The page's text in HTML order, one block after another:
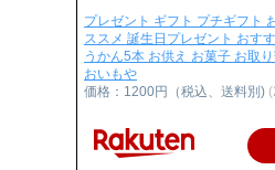
プレゼント ギフト プチギフト
ススメ 誕生日プレゼント おす
うかん5本 お供え お菓子 お取
おいもや
価格：1200円（税込、送料別)